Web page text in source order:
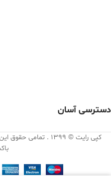
دسترسی آسان
کپی رایت © 1399 .